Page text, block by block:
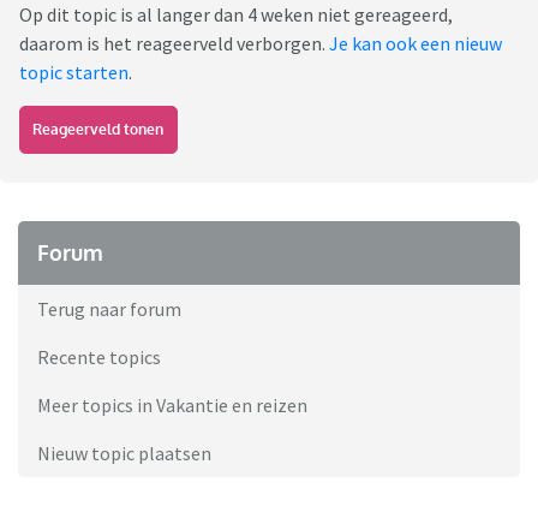
Op dit topic is al langer dan 4 weken niet gereageerd,
daarom is het reageerveld verborgen. Je kan ook een nieuw
topic starten.
Reageerveld tonen
Forum
Terug naar forum
Recente topics
Meer topics in Vakantie en reizen
Nieuw topic plaatsen